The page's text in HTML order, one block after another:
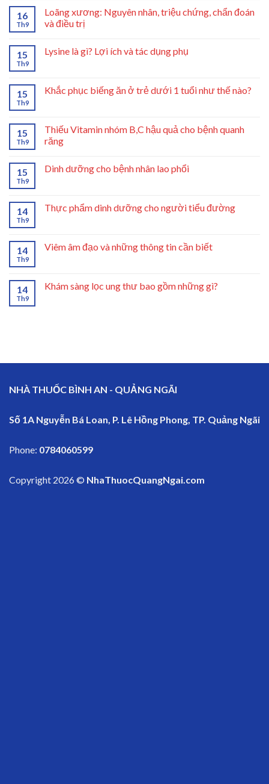
16
Th9
Loãng xương: Nguyên nhân, triệu chứng, chẩn đoán
và điều trị
15
Th9
Lysine là gì? Lợi ích và tác dụng phụ
15
Th9
Khắc phục biếng ăn ở trẻ dưới 1 tuổi như thế nào?
15
Th9
Thiếu Vitamin nhóm B,C hậu quả cho bệnh quanh
răng
15
Th9
Dinh dưỡng cho bệnh nhân lao phổi
14
Th9
Thực phẩm dinh dưỡng cho người tiểu đường
14
Th9
Viêm âm đạo và những thông tin cần biết
14
Th9
Khám sàng lọc ung thư bao gồm những gì?
NHÀ THUỐC BÌNH AN - QUẢNG NGÃI
Số 1A Nguyễn Bá Loan, P. Lê Hồng Phong, TP. Quảng Ngãi
Phone: 0784060599
Copyright 2026 © NhaThuocQuangNgai.com